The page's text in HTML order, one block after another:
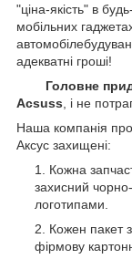
"ціна-якість" в
мобільних
адекватні гроші!
Головне
Acsuss , і не
Наша компанія
Аксус захищені:
Кожна
захисний
логотипами.
Кожен пакет
фірмову